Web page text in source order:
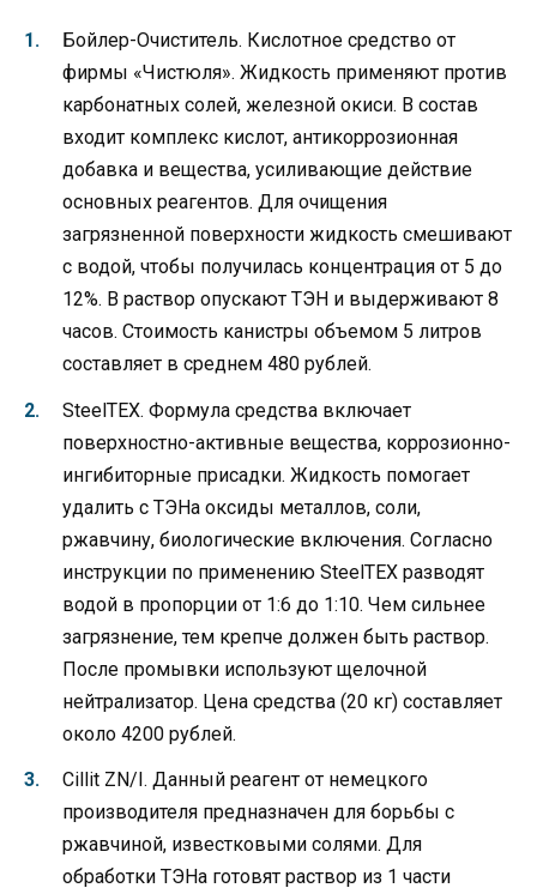
Бойлер-Очиститель. Кислотное средство от
фирмы «Чистюля». Жидкость применяют против
карбонатных солей, железной окиси. В состав
входит комплекс кислот, антикоррозионная
добавка и вещества, усиливающие действие
основных реагентов. Для очищения
загрязненной поверхности жидкость смешивают
с водой, чтобы получилась концентрация от 5 до
12%. В раствор опускают ТЭН и выдерживают 8
часов. Стоимость канистры объемом 5 литров
составляет в среднем 480 рублей.
SteelTEX. Формула средства включает
поверхностно-активные вещества, коррозионно-
ингибиторные присадки. Жидкость помогает
удалить с ТЭНа оксиды металлов, соли,
ржавчину, биологические включения. Согласно
инструкции по применению SteelTEX разводят
водой в пропорции от 1:6 до 1:10. Чем сильнее
загрязнение, тем крепче должен быть раствор.
После промывки используют щелочной
нейтрализатор. Цена средства (20 кг) составляет
около 4200 рублей.
Cillit ZN/I. Данный реагент от немецкого
производителя предназначен для борьбы с
ржавчиной, известковыми солями. Для
обработки ТЭНа готовят раствор из 1 части